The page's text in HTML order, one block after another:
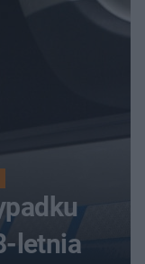
letnia